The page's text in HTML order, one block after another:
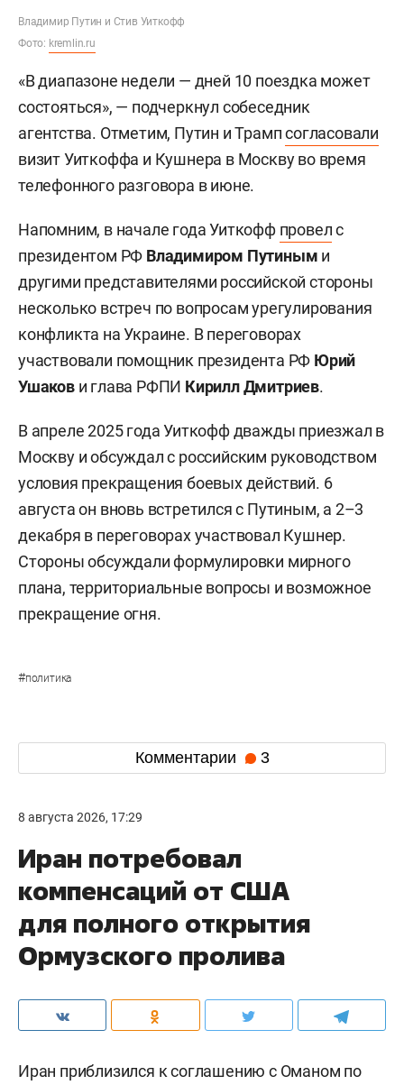
Владимир Путин и Стив Уиткофф
Фото: kremlin.ru
«В диапазоне недели — дней 10 поездка может
состояться», — подчеркнул собеседник
агентства. Отметим, Путин и Трампсогласовали
визит Уиткоффа и Кушнера в Москву во время
телефонного разговора в июне.
Напомним, в начале года Уиткофф провелс
президентом РФ Владимиром Путиным и
другими представителями российской стороны
несколько встреч по вопросам урегулирования
конфликта на Украине. В переговорах
участвовали помощник президента РФ Юрий
Ушакови глава РФПИ Кирилл Дмитриев.
В апреле 2025 года Уиткофф дважды приезжал в
Москву и обсуждал с российским руководством
условия прекращения боевых действий. 6
августа он вновь встретился с Путиным, а 2–3
декабря в переговорах участвовал Кушнер.
Стороны обсуждали формулировки мирного
плана, территориальные вопросы и возможное
прекращение огня.
#политика
Комментарии 3
8 августа 2026, 17:29
Иран потребовал
компенсаций от США
для полного открытия
Ормузского пролива
Иран приблизился к соглашению с Оманом по